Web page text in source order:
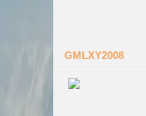
GMLXY2008